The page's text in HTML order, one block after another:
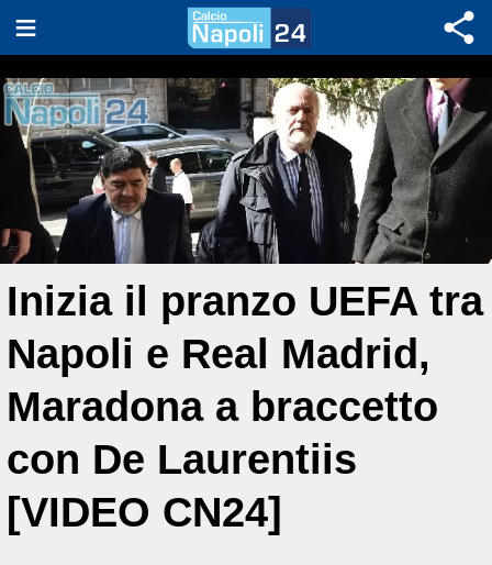
Inizia il pranzo UEFA tra
Napoli e Real Madrid,
Maradona a braccetto
con De Laurentiis
[VIDEO CN24]